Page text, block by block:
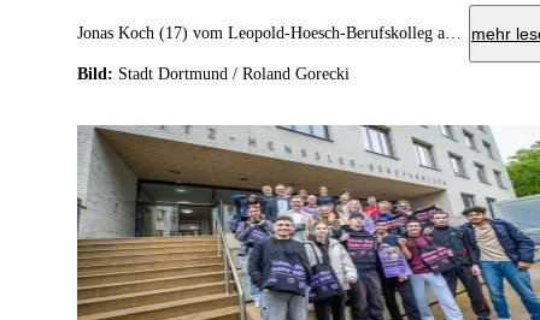
Jonas Koch (17) vom Leopold-Hoesch-Berufskolleg am „Ohne Du kein DO!“-Stand. mehr
Bild: Stadt Dortmund / Roland Gorecki